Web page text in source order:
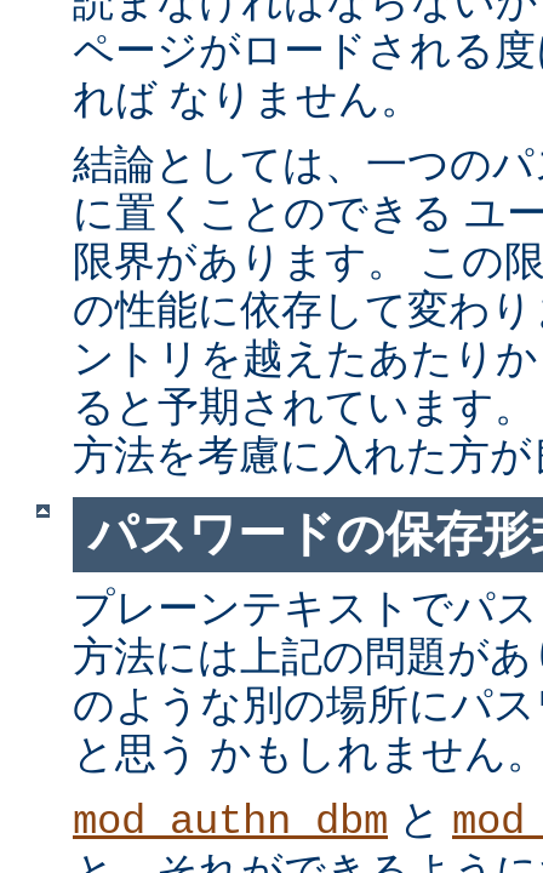
ページがロードされる
れば なりません。
結論としては、一つの
に置くことのできる ユ
限界があります。 この
の性能に依存して変わ
ントリを越えたあたり
ると予期されています
方法を考慮に入れた方
パスワードの保存
プレーンテキストでパ
方法には上記の問題が
のような別の場所にパ
と思う かもしれません
mod_authn_dbm と